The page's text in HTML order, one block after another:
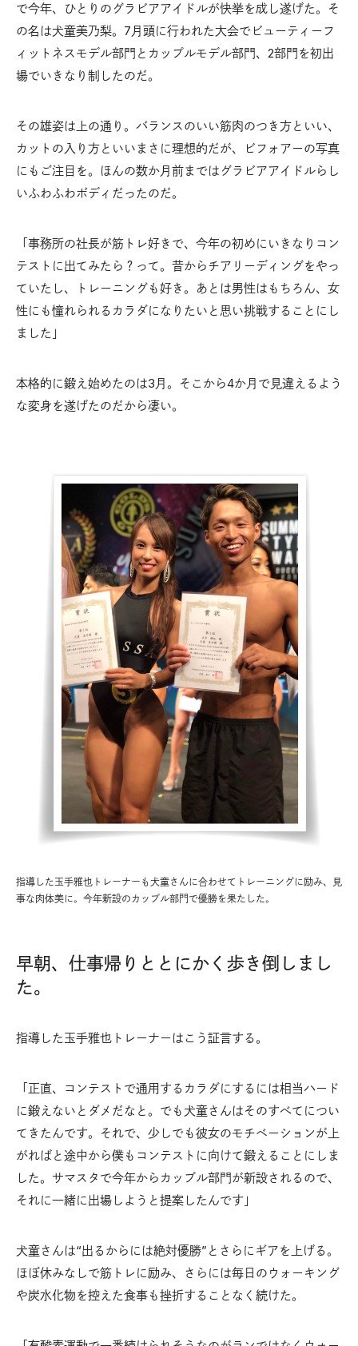
で今年、ひとりのグラビアアイドルが快挙を成し遂げた。そ
の名は犬童美乃梨。7月頭に行われた大会でビューティーフ
ィットネスモデル部門とカップルモデル部門、2部門を初出
場でいきなり制したのだ。
その雄姿は上の通り。バランスのいい筋肉のつき方といい、
カットの入り方といいまさに理想的だが、ビフォアーの写真
にもご注目を。ほんの数か月前まではグラビアアイドルらし
いふわふわボディだったのだ。
「事務所の社長が筋トレ好きで、今年の初めにいきなりコン
テストに出てみたら？って。昔からチアリーディングをやっ
ていたし、トレーニングも好き。あとは男性はもちろん、女
性にも憧れられるカラダになりたいと思い挑戦することにし
ました」
本格的に鍛え始めたのは3月。そこから4か月で見違えるよう
な変身を遂げたのだから凄い。
指導した玉手雅也トレーナーも犬童さんに合わせてトレーニングに励み、見
事な肉体美に。今年新設のカップル部門で優勝を果たした。
早朝、仕事帰りととにかく歩き倒しまし
た。
指導した玉手雅也トレーナーはこう証言する。
「正直、コンテストで通用するカラダにするには相当ハード
に鍛えないとダメだなと。でも犬童さんはそのすべてについ
てきたんです。それで、少しでも彼女のモチベーションが上
がればと途中から僕もコンテストに向けて鍛えることにしま
した。サマスタで今年からカップル部門が新設されるので、
それに一緒に出場しようと提案したんです」
犬童さんは“出るからには絶対優勝”とさらにギアを上げる。
ほぼ休みなしで筋トレに励み、さらには毎日のウォーキング
や炭水化物を控えた食事も挫折することなく続けた。